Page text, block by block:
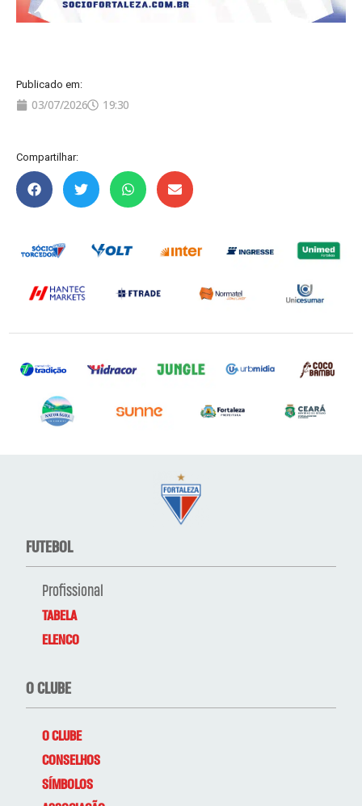
Publicado em:
03/07/2026 19:30
Compartilhar:
FUTEBOL
Profissional
TABELA
ELENCO
O CLUBE
O CLUBE
CONSELHOS
SÍMBOLOS